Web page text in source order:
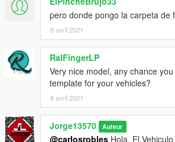
pero donde pongo la carpeta de
8 avril 2021
RalFingerLP
Very nice model, any chance
template for your vehicles?
8 avril 2021
Jorge13570 Auteur
@carlosrobles Hola. El